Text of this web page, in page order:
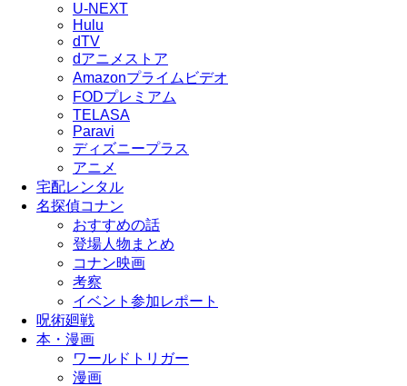
U-NEXT
Hulu
dTV
dアニメストア
Amazonプライムビデオ
FODプレミアム
TELASA
Paravi
ディズニープラス
アニメ
宅配レンタル
名探偵コナン
おすすめの話
登場人物まとめ
コナン映画
考察
イベント参加レポート
呪術廻戦
本・漫画
ワールドトリガー
漫画